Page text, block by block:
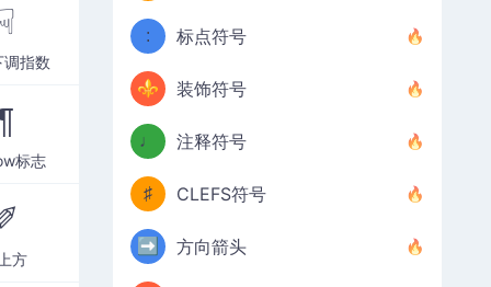
调指数
标志
方
: 标点符号
⚜ 装饰符号
♩ 注释符号
♯ CLEFS符号
➡️ 方向箭头